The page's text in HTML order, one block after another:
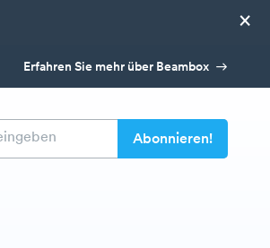
×
Erfahren Sie mehr über Beambox